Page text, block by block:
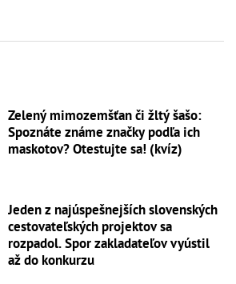
Zelený mimozemšťan či žltý šašo:
Spoznáte známe značky podľa ich
maskotov? Otestujte sa! (kvíz)
Jeden z najúspešnejších slovenských
cestovateľských projektov sa
rozpadol. Spor zakladateľov vyústil
až do konkurzu